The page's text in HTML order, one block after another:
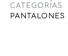
CATEGORÍAS
PANTALONES